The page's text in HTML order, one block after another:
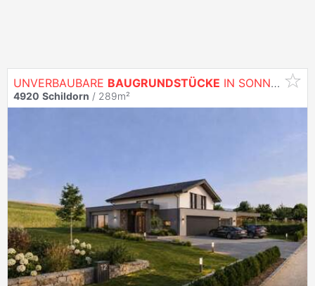
UNVERBAUBARE BAUGRUNDSTÜCKE IN SONNIGER GRÜNLAGE MIT TRAUMHAFTEM WEITBLICK
4920 Schildorn / 289m²